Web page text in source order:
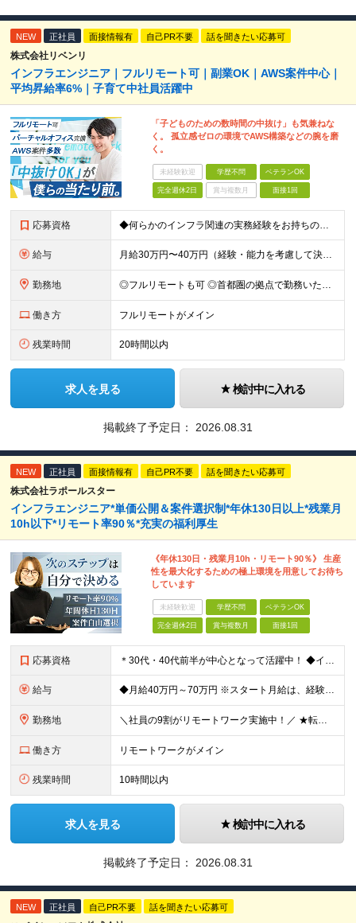
NEW 正社員 面接情報有 自己PR不要 話を聞きたい応募可
株式会社リベンリ
インフラエンジニア｜フルリモート可｜副業OK｜AWS案件中心｜
平均昇給率6%｜子育て中社員活躍中
「子どものための数時間の中抜け」も気兼ねな
く。 孤立感ゼロの環境でAWS構築などの腕を磨
く。
未経験歓迎 学歴不問 ベテランOK
完全週休2日 賞与複数月 面接1回
応募資格 ◆何らかのインフラ関連の実務経験をお持ちの方 ◆学歴不問 ＜特に歓迎する方＞ ◆Linuxサーバーの構築・運用経験（3年以上） ◆パブリッククラウド（AWS / Azure / GCPいずれか）を用
給与 月給30万円〜40万円（経験・能力を考慮して決定） ※固定残業代20時間分（4.0〜5.5万円）含む／超過分は全額支給 ※経験・スキルを考慮のうえ決定いたします ※6ヶ月の試用期間あり。期間中の待遇に
勤務地 ◎フルリモートも可 ◎首都圏の拠点で勤務いただくことを想定しております ■本社（湘南本社） 神奈川県藤沢市辻堂神台2-2-1 アイクロス湘南8階 └JR東海道線「辻堂駅」徒歩3分 ■東北支社 秋田
働き方 フルリモートがメイン
残業時間 20時間以内
求人を見る 検討中に入れる
掲載終了予定日： 2026.08.31
NEW 正社員 面接情報有 自己PR不要 話を聞きたい応募可
株式会社ラポールスター
インフラエンジニア*単価公開＆案件選択制*年休130日以上*残業月
10h以下*リモート率90％*充実の福利厚生
《年休130日・残業月10h・リモート90％》 生産
性を最大化するための極上環境を用意してお待ち
しています
未経験歓迎 学歴不問 ベテランOK
完全週休2日 賞与複数月 面接1回
応募資格 ＊30代・40代前半が中心となって活躍中！ ◆インフラ（サーバー・ネットワーク・クラウド等）の設計、構築、テストいずれかの実務経験3年以上 ◆学歴不問 ★求める人物像： ◎他責ではなく、自身のキャ
給与 ◆月給40万円～70万円 ※スタート月給は、経験・能力・前職の給与等を考慮の上で決定いたします。 ※上記金額には残業の有無に関わらず、 月30時間分の固定残業代（7万6,000円～13万3,000円
勤務地 ＼社員の9割がリモートワーク実施中！／ ★転勤ナシ！ ★UIターン歓迎！ 関東、関西、東海、九州・中国エリアの各プロジェクト先から希望を優先して決定。 ※リモート案件も多数あり！ ◆関東エリア
働き方 リモートワークがメイン
残業時間 10時間以内
求人を見る 検討中に入れる
掲載終了予定日： 2026.08.31
NEW 正社員 自己PR不要 話を聞きたい応募可